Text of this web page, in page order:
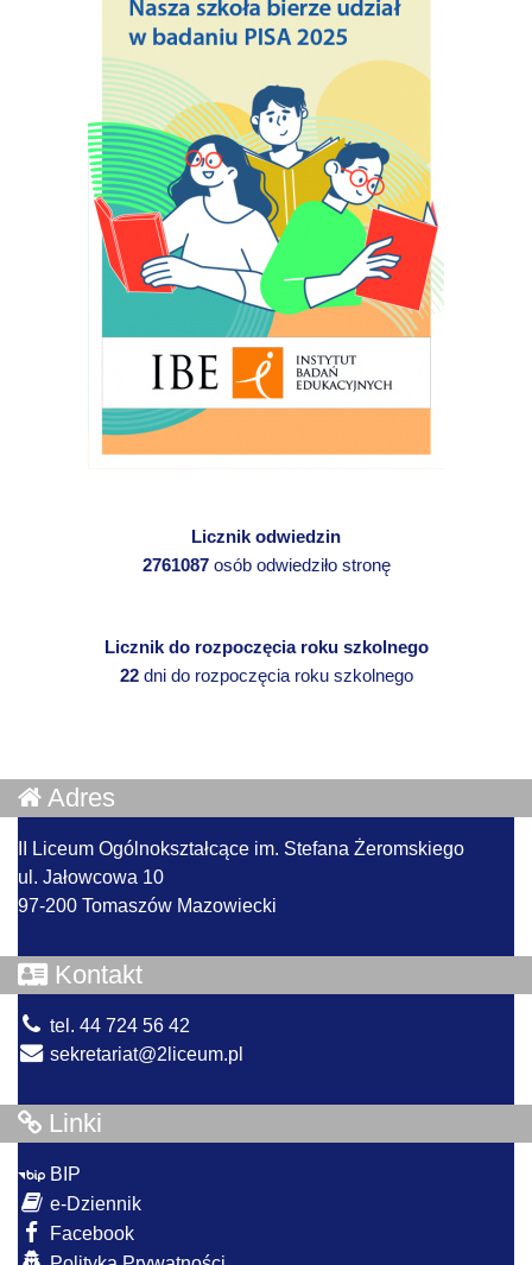
Licznik odwiedzin
2761087osób odwiedziło stronę
Licznik do rozpoczęcia roku szkolnego
22dni do rozpoczęcia roku szkolnego
Adres
II Liceum Ogólnokształcące im. Stefana Żeromskiego
ul. Jałowcowa 10
97-200 Tomaszów Mazowiecki
Kontakt
tel. 44 724 56 42
sekretariat@2liceum.pl
Linki
BIP
e-Dziennik
Facebook